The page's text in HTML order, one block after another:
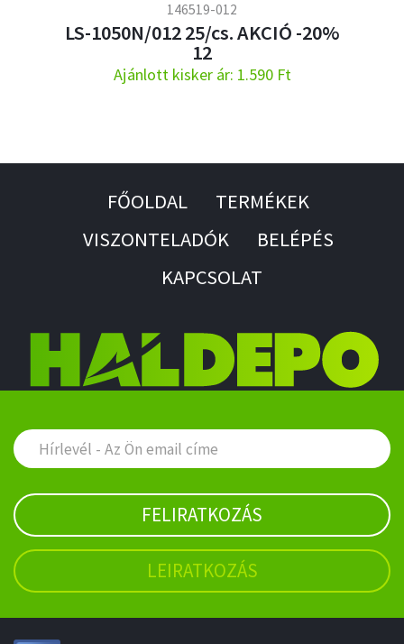
146519-012
LS-1050N/012 25/cs. AKCIÓ -20%
12
Ajánlott kisker ár: 1.590 Ft
FŐOLDAL
TERMÉKEK
VISZONTELADÓK
BELÉPÉS
KAPCSOLAT
FELIRATKOZÁS
LEIRATKOZÁS